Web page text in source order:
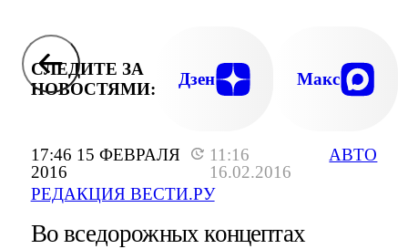
17:46 15 ФЕВРАЛЯ
2016
11:16
16.02.2016
РЕДАКЦИЯ ВЕСТИ.РУ
АВТО
СЛЕДИТЕ ЗА
НОВОСТЯМИ:
Дзен Макс
Во вседорожных концептах